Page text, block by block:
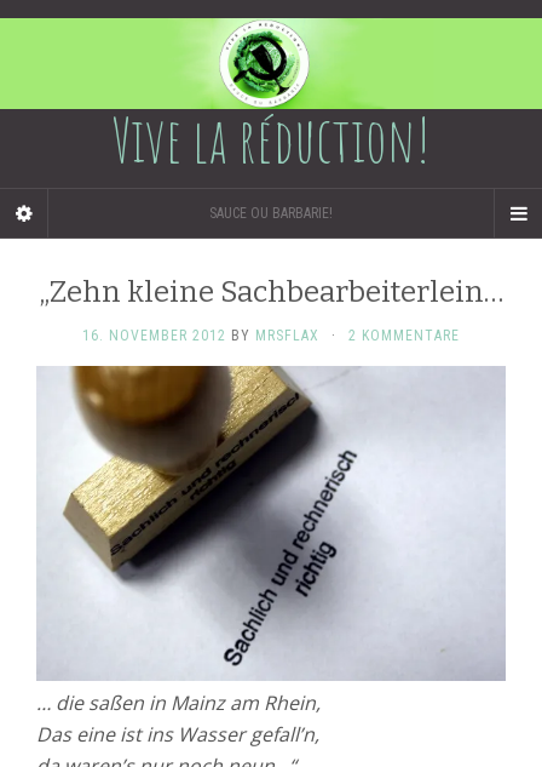
Vive la réduction!
SAUCE OU BARBARIE!
„Zehn kleine Sachbearbeiterlein…
16. NOVEMBER 2012 BY MRSFLAX · 2 KOMMENTARE
… die saßen in Mainz am Rhein,
Das eine ist ins Wasser gefall’n,